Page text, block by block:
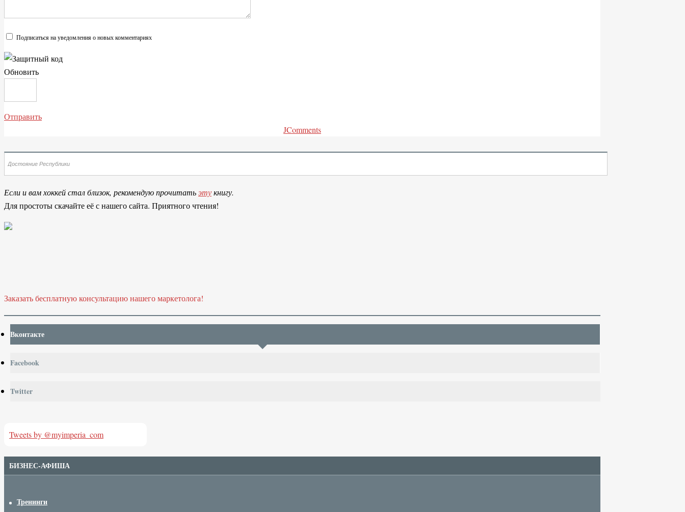
Подписаться на уведомления о новых комментариях
Обновить
Отправить
JComments
Если и вам хоккей стал близок, рекомендую прочитатьэтукнигу.
Для простоты скачайте её с нашего сайта. Приятного чтения!
Заказать бесплатную консультацию нашего маркетолога!
Вконтакте
Facebook
Twitter
Tweets by @myimperia_com
БИЗНЕС-АФИША
Тренинги